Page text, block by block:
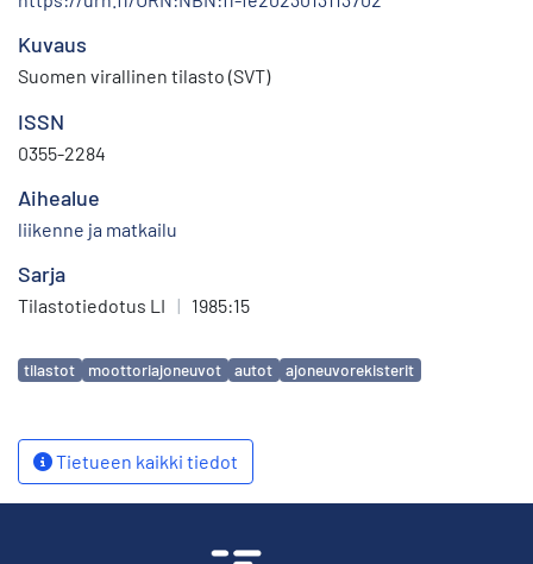
Kuvaus
Suomen virallinen tilasto (SVT)
ISSN
0355-2284
Aihealue
liikenne ja matkailu
Sarja
Tilastotiedotus LI | 1985:15
Avainsanat
tilastot moottoriajoneuvot autot ajoneuvorekisterit
Tietueen kaikki tiedot